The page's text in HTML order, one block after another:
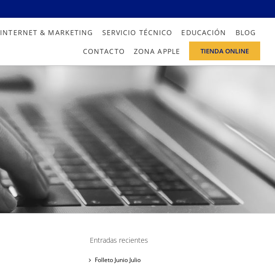
INTERNET & MARKETING SERVICIO TÉCNICO EDUCACIÓN
BLOG
CONTACTO
ZONA APPLE TIENDA ONLINE
Entradas recientes
Folleto Junio Julio